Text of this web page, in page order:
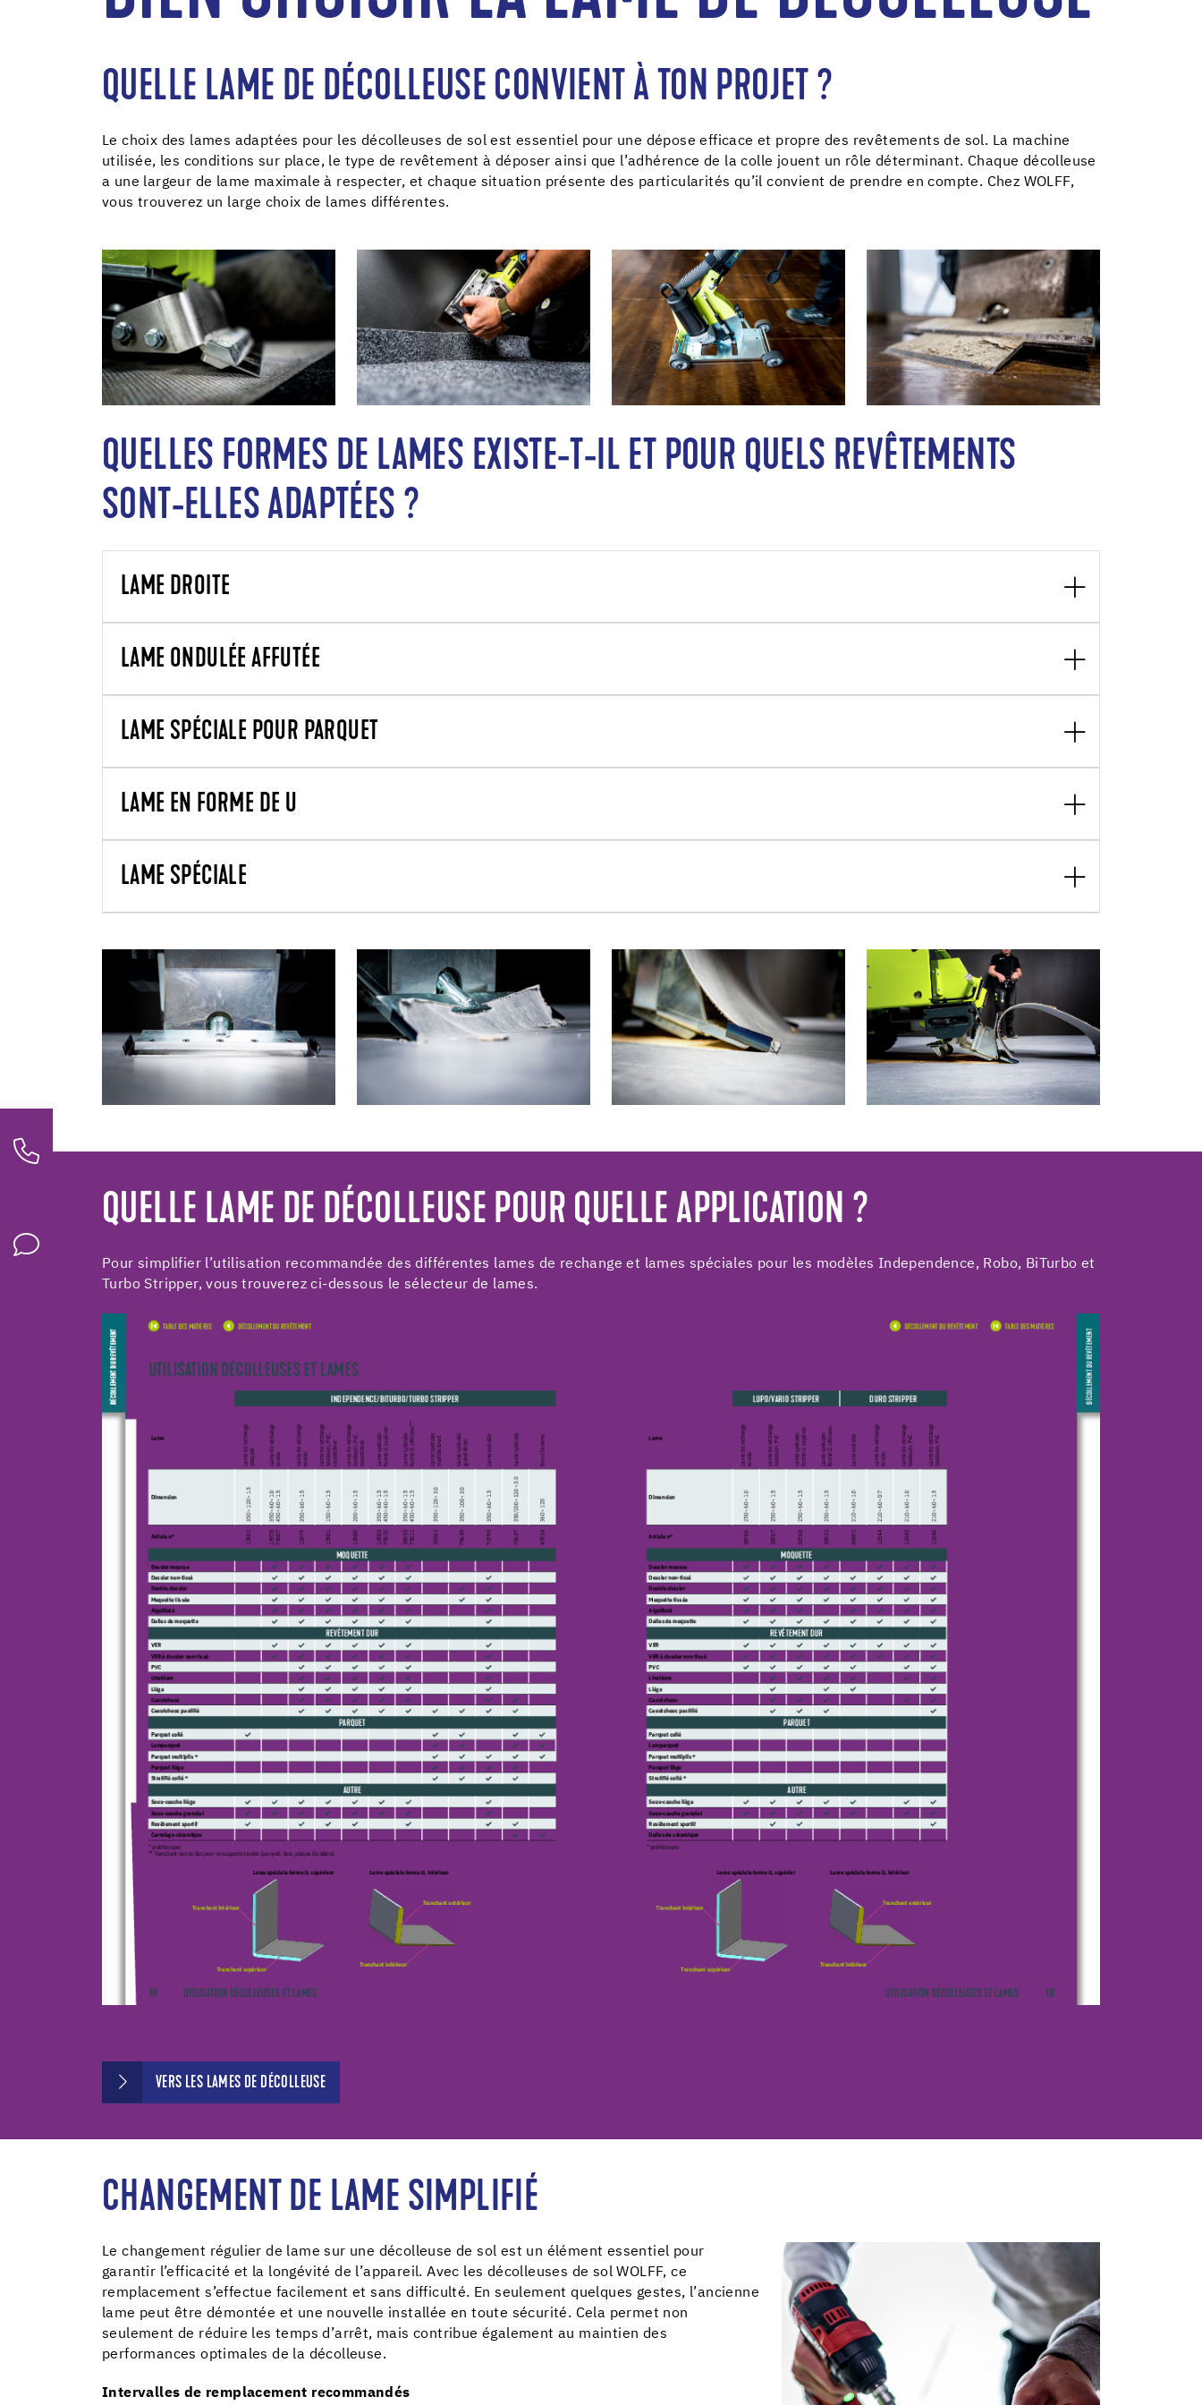
QUELLE LAME DE DÉCOLLEUSE CONVIENT À TON PROJET ?
Le choix des lames adaptées pour les décolleuses de sol est essentiel pour une dépose efficace et propre des revêtements de sol. La machine
utilisée, les conditions sur place, le type de revêtement à déposer ainsi que l’adhérence de la colle jouent un rôle déterminant. Chaque décolleuse
a une largeur de lame maximale à respecter, et chaque situation présente des particularités qu’il convient de prendre en compte. Chez WOLFF,
vous trouverez un large choix de lames différentes.
QUELLES FORMES DE LAMES EXISTE-T-IL ET POUR QUELS REVÊTEMENTS
SONT-ELLES ADAPTÉES ?
LAME DROITE
LAME ONDULÉE AFFUTÉE
LAME SPÉCIALE POUR PARQUET
LAME EN FORME DE U
LAME SPÉCIALE
QUELLE LAME DE DÉCOLLEUSE POUR QUELLE APPLICATION ?
Pour simplifier l’utilisation recommandée des différentes lames de rechange et lames spéciales pour les modèles Independence, Robo, BiTurbo et
Turbo Stripper, vous trouverez ci-dessous le sélecteur de lames.
VERS LES LAMES DE DÉCOLLEUSE
CHANGEMENT DE LAME SIMPLIFIÉ
Le changement régulier de lame sur une décolleuse de sol est un élément essentiel pour
garantir l’efficacité et la longévité de l’appareil. Avec les décolleuses de sol WOLFF, ce
remplacement s’effectue facilement et sans difficulté. En seulement quelques gestes, l’ancienne
lame peut être démontée et une nouvelle installée en toute sécurité. Cela permet non
seulement de réduire les temps d’arrêt, mais contribue également au maintien des
performances optimales de la décolleuse.
Intervalles de remplacement recommandés